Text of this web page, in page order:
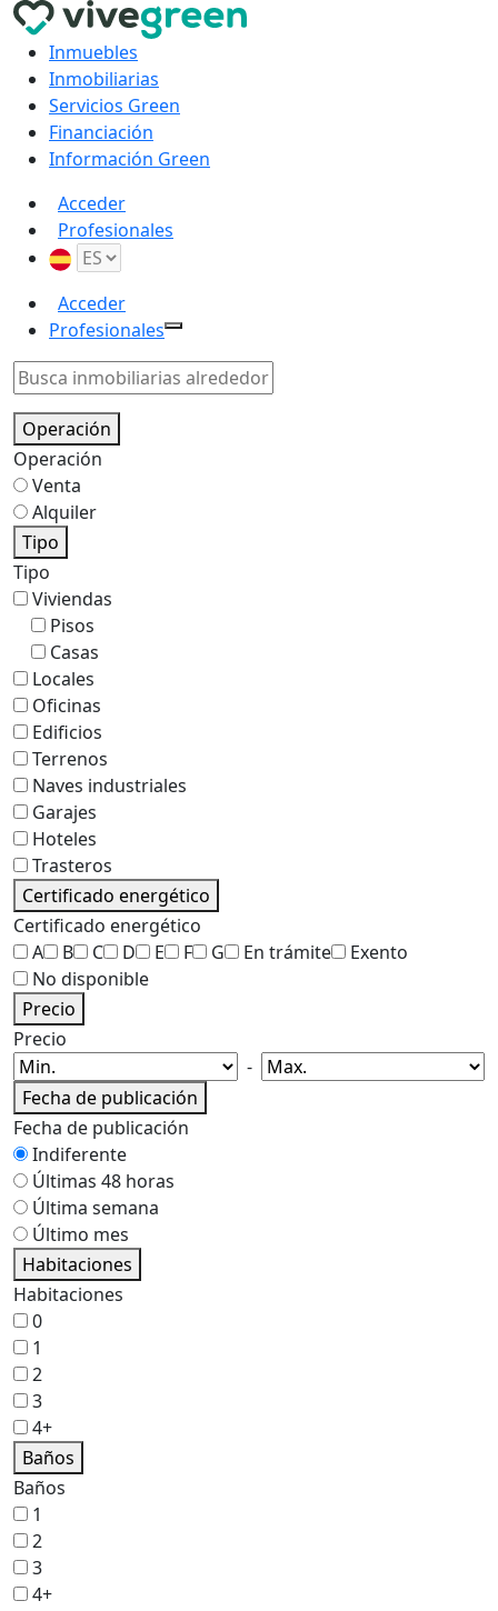
Inmuebles
Inmobiliarias
Servicios Green
Financiación
Información Green
Acceder
Profesionales
Acceder
Profesionales
Operación
Operación
Venta
Alquiler
Tipo
Tipo
Viviendas
Pisos
Casas
Locales
Oficinas
Edificios
Terrenos
Naves industriales
Garajes
Hoteles
Trasteros
Certificado energético
Certificado energético
A
B C D E F G En trámite
Exento
No disponible
Precio
Precio
-
Fecha de publicación
Fecha de publicación
Indiferente
Últimas 48 horas
Última semana
Último mes
Habitaciones
Habitaciones
0
1
2
3
4+
Baños
Baños
1
2
3
4+